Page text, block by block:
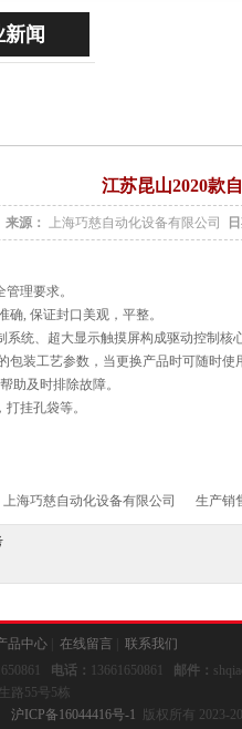
闻
江苏昆山2020款
来源： 上海巧慈自动化设备有限公司
理要求。
, 保证封口美观，平整。
、超大显示触摸屏构成驱动控制核
装工艺参数，当更换产品时可随时使
及时排除故障。
挂孔袋等。
上海巧慈自动化设备有限公司 生产销
品中心 在线留言
联系我们
电话： 13661650861 邮件：
路55号5栋
沪ICP备16044416号-1 版权所有 2023-